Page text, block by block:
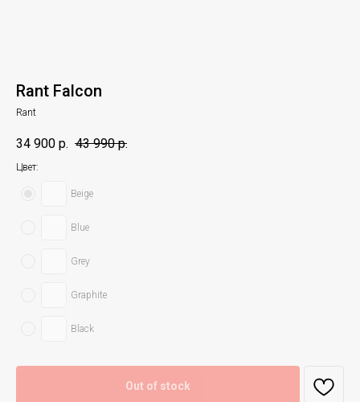
Rant Falcon
Rant
34 900 р. 43 990 р.
Цвет:
Beige
Blue
Grey
Graphite
Black
Out of stock